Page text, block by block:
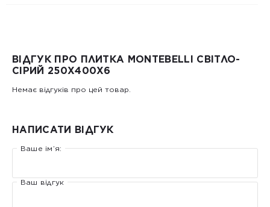
ВІДГУК ПРО ПЛИТКА MONTEBELLI СВІТЛО-
СІРИЙ 250Х400X6
Немає відгуків про цей товар.
НАПИСАТИ ВІДГУК
Ваше ім’я:
Ваш відгук